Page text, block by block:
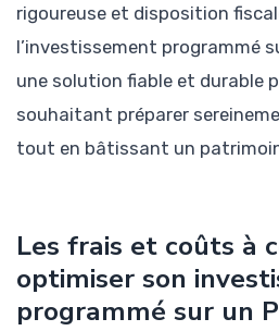
rigoureuse et disposition
l’investissement programmé
une solution fiable et durable
souhaitant préparer
tout en bâtissant un
Les frais et coûts à
optimiser son
programmé sur un